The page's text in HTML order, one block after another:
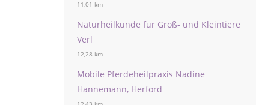
11,01 km
Naturheilkunde für Groß- und Kleintiere
Verl
12,28 km
Mobile Pferdeheilpraxis Nadine
Hannemann, Herford